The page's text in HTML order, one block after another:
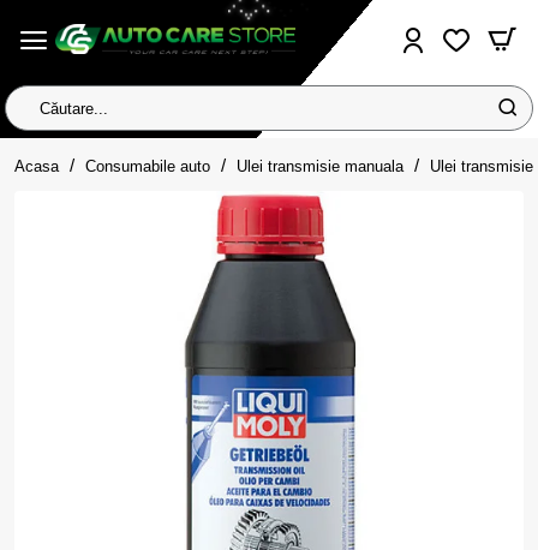
Căutare...
Acasa homeConsumabile auto Ulei transmisie manuala Ulei